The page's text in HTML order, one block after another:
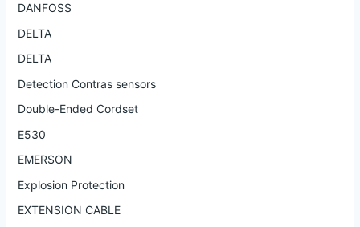
DANFOSS
DELTA
DELTA
Detection Contras sensors
Double-Ended Cordset
E530
EMERSON
Explosion Protection
EXTENSION CABLE